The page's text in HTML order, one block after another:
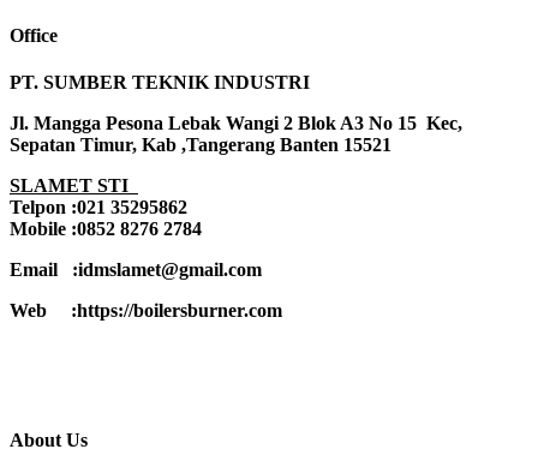
Office
PT. SUMBER TEKNIK INDUSTRI
Jl. Mangga Pesona Lebak Wangi 2 Blok A3 No 15 Kec,
Sepatan Timur, Kab ,Tangerang Banten 15521
SLAMET STI
Telpon :021 35295862
Mobile :0852 8276 2784
Email :idmslamet@gmail.com
Web :https://boilersburner.com
About Us